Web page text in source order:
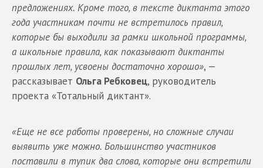
предложениях. Кроме того, в тексте диктанта этого
года участникам почти не встретилось правил,
которые бы выходили за рамки школьной программы,
а школьные правила, как показывают диктанты
прошлых лет, усвоены достаточно хорошо», —
рассказывает Ольга Ребковец, руководитель
проекта «Тотальный диктант».
«Еще не все работы проверены, но сложные случаи
выявить уже можно. Большинство участников
поставили в тупик два слова, которые они встретили